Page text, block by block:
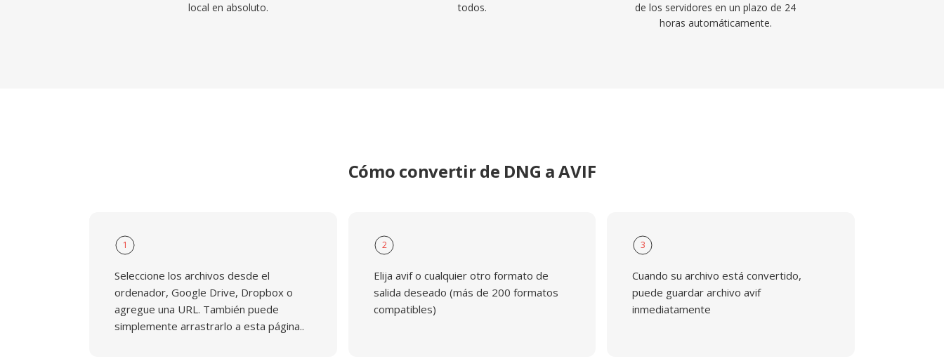
local en absoluto.
todos.
de los servidores en un plazo de 24
horas automáticamente.
Cómo convertir de DNG a AVIF
1
Seleccione los archivos desde el
ordenador, Google Drive, Dropbox o
agregue una URL. También puede
simplemente arrastrarlo a esta página..
2
Elija avif o cualquier otro formato de
salida deseado (más de 200 formatos
compatibles)
3
Cuando su archivo está convertido,
puede guardar archivo avif
inmediatamente